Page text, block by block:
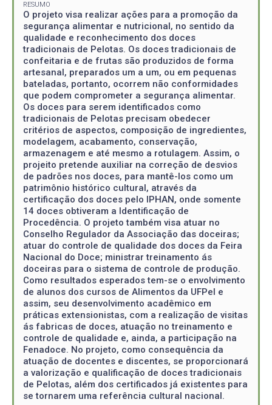
RESUMO
O projeto visa realizar ações para a promoção da
segurança alimentar e nutricional, no sentido da
qualidade e reconhecimento dos doces
tradicionais de Pelotas. Os doces tradicionais de
confeitaria e de frutas são produzidos de forma
artesanal, preparados um a um, ou em pequenas
bateladas, portanto, ocorrem não conformidades
que podem comprometer a segurança alimentar.
Os doces para serem identificados como
tradicionais de Pelotas precisam obedecer
critérios de aspectos, composição de ingredientes,
modelagem, acabamento, conservação,
armazenagem e até mesmo a rotulagem. Assim, o
projeito pretende auxiliar na correção de desvios
de padrões nos doces, para mantê-los como um
patrimônio histórico cultural, através da
certificação dos doces pelo IPHAN, onde somente
14 doces obtiveram a Identificação de
Procedência. O projeto também visa atuar no
Conselho Regulador da Associação das doceiras;
atuar do controle de qualidade dos doces da Feira
Nacional do Doce; ministrar treinamento ás
doceiras para o sistema de controle de produção.
Como resultados esperados tem-se o envolvimento
de alunos dos cursos de Alimentos da UFPel e
assim, seu desenvolvimento acadêmico em
práticas extensionistas, com a realização de visitas
ás fabricas de doces, atuação no treinamento e
controle de qualidade e, ainda, a participação na
Fenadoce. No projeto, como consequência da
atuação de docentes e discentes, se proporcionará
a valorização e qualificação de doces tradicionais
de Pelotas, além dos certificados já existentes para
se tornarem uma referência cultural nacional.